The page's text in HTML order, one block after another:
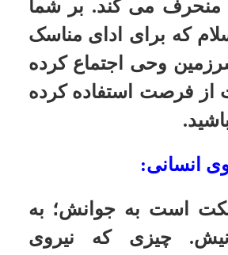
الف- شما می دانید که این نهضت با
قدرت اسلامی و با قوت ایمان پیش بُرد
و گرنه ما در مقابل آنها چیزیز
نداشتیم... ما قدرت ایمانی داشتیم شما
جوانها با قدرت ایمان این نهضت را تا
اینجا آوردید و به پیروزی رساندید. این
قدرت ایمان را حفظ کنید.
ب-
نیروی پیروزمندانه، نیروی اسلام
بود نیروی ایمان جوانان ما به اسلام و
به خدای تبارک و تعالی بود؛ توجه به
مقصد واحد که آن اسلام و جمهوری
اسلام و احکام اسلام است بود. و